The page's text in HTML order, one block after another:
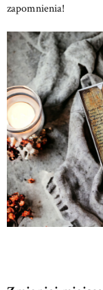
zapomnienia!